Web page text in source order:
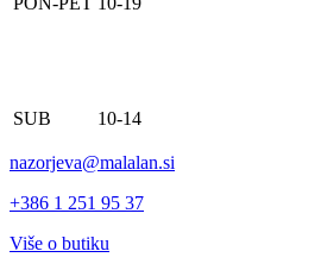
SUB 10-14
nazorjeva@malalan.si
+386 1 251 95 37
Više o butiku